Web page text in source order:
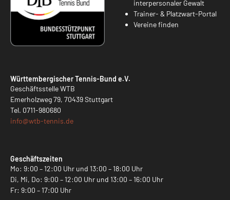
interpersonaler Gewalt
Trainer- & Platzwart-Portal
Vereine finden
Württembergischer Tennis-Bund e.V.
Geschäftsstelle WTB
Emerholzweg 79, 70439 Stuttgart
Tel. 0711-980680
info@wtb-tennis.de
Geschäftszeiten
Mo: 9:00 – 12:00 Uhr und 13:00 – 18:00 Uhr
Di, Mi, Do: 9:00 – 12:00 Uhr und 13:00 – 16:00 Uhr
Fr: 9:00 – 17:00 Uhr